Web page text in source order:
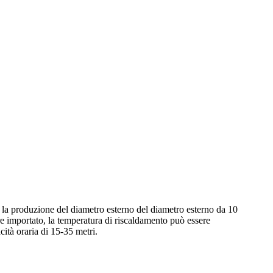
del diametro esterno del diametro esterno da 10
la temperatura di riscaldamento può essere
oraria di 15-35 metri.